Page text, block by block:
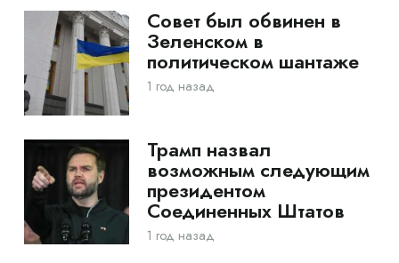
Совет был обвинен в
Зеленском в
политическом шантаже
1 год назад
Трамп назвал
возможным следующим
президентом
Соединенных Штатов
1 год назад